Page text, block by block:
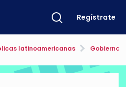
Regístrate
latinoamericanas Gobierno